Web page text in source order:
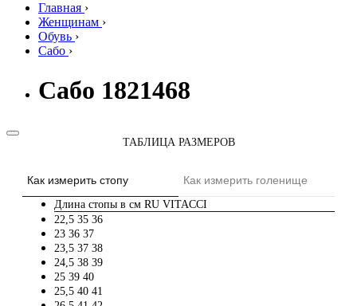
Главная ›
Женщинам ›
Обувь ›
Сабо ›
Сабо 1821468
ТАБЛИЦА РАЗМЕРОВ
Как измерить стопу Как измерить голенище
Длина стопы в см RU VITACCI
22,5 35 36
23 36 37
23,5 37 38
24,5 38 39
25 39 40
25,5 40 41